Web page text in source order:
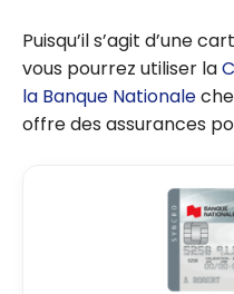
Puisqu’il s’agit d’une
vous pourrez utiliser la
la Banque Nationale
offre des assurances